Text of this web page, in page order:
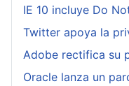
IE 10 incluye Do
Twitter apoya la
Adobe rectifica su
Oracle lanza un